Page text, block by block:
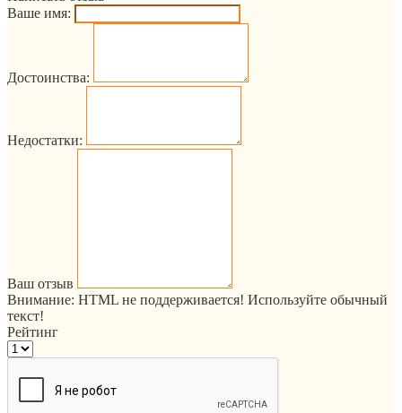
Ваше имя:
Достоинства:
Недостатки:
Ваш отзыв
Внимание: HTML не поддерживается! Используйте обычный
текст!
Рейтинг